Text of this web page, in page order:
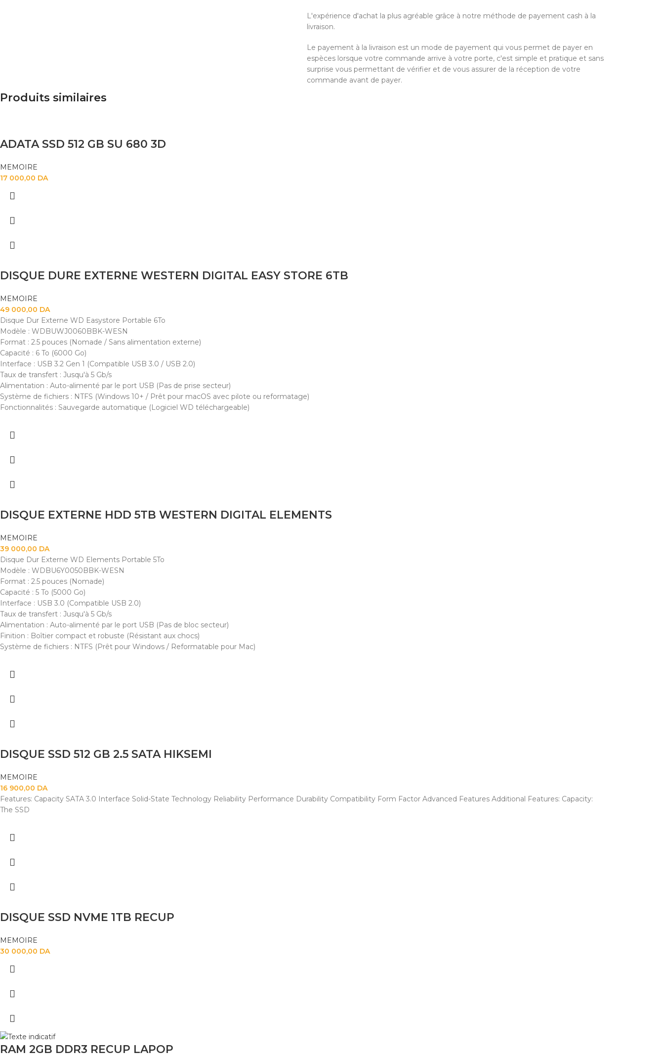
L'expérience d'achat la plus agréable grâce à notre méthode de payement cash à la
livraison.
Le payement à la livraison est un mode de payement qui vous permet de payer en
espèces lorsque votre commande arrive à votre porte, c'est simple et pratique et sans
surprise vous permettant de vérifier et de vous assurer de la réception de votre
commande avant de payer.
Produits similaires
ADATA SSD 512 GB SU 680 3D
MEMOIRE
17 000,00 DA
DISQUE DURE EXTERNE WESTERN DIGITAL EASY STORE 6TB
MEMOIRE
49 000,00 DA
Disque Dur Externe WD Easystore Portable 6To
Modèle : WDBUWJ0060BBK-WESN
Format : 2.5 pouces (Nomade / Sans alimentation externe)
Capacité : 6 To (6000 Go)
Interface : USB 3.2 Gen 1 (Compatible USB 3.0 / USB 2.0)
Taux de transfert : Jusqu'à 5 Gb/s
Alimentation : Auto-alimenté par le port USB (Pas de prise secteur)
Système de fichiers : NTFS (Windows 10+ / Prêt pour macOS avec pilote ou reformatage)
Fonctionnalités : Sauvegarde automatique (Logiciel WD téléchargeable)
DISQUE EXTERNE HDD 5TB WESTERN DIGITAL ELEMENTS
MEMOIRE
39 000,00 DA
Disque Dur Externe WD Elements Portable 5To
Modèle : WDBU6Y0050BBK-WESN
Format : 2.5 pouces (Nomade)
Capacité : 5 To (5000 Go)
Interface : USB 3.0 (Compatible USB 2.0)
Taux de transfert : Jusqu'à 5 Gb/s
Alimentation : Auto-alimenté par le port USB (Pas de bloc secteur)
Finition : Boîtier compact et robuste (Résistant aux chocs)
Système de fichiers : NTFS (Prêt pour Windows / Reformatable pour Mac)
DISQUE SSD 512 GB 2.5 SATA HIKSEMI
MEMOIRE
16 900,00 DA
Features: Capacity SATA 3.0 Interface Solid-State Technology Reliability Performance Durability Compatibility Form Factor Advanced Features Additional Features: Capacity:
The SSD
DISQUE SSD NVME 1TB RECUP
MEMOIRE
30 000,00 DA
RAM 2GB DDR3 RECUP LAPOP